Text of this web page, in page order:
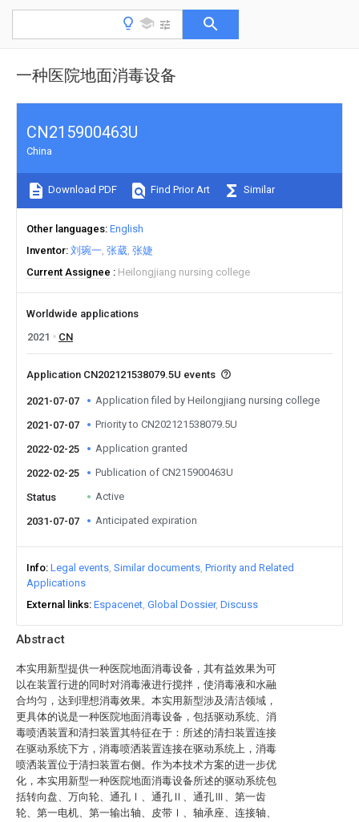
一种医院地面消毒设备
Abstract
本实用新型提供一种医院地面消毒设备，其有益效果为可
以在装置行进的同时对消毒液进行搅拌，使消毒液和水融
合均匀，达到理想消毒效果。本实用新型涉及清洁领域，
更具体的说是一种医院地面消毒设备，包括驱动系统、消
毒喷洒装置和清扫装置其特征在于：所述的清扫装置连接
在驱动系统下方，消毒喷洒装置连接在驱动系统上，消毒
喷洒装置位于清扫装置右侧。作为本技术方案的进一步优
化，本实用新型一种医院地面消毒设备所述的驱动系统包
括转向盘、万向轮、通孔Ⅰ、通孔Ⅱ、通孔Ⅲ、第一齿
轮、第一电机、第一输出轴、皮带Ⅰ、轴承座、连接轴、
CN215900463U
China
Download PDF Find Prior Art Similar
Other languages English
Inventor 刘琬一 张葳 张婕
Current Assignee
Heilongjiang nursing college
Worldwide applications
2021
CN
Application CN202121538079.5U events
2021-07-07 Application filed by Heilongjiang nursing college
2021-07-07 Priority to CN202121538079.5U
2022-02-25 Application granted
2022-02-25 Publication of CN215900463U
Status Active
2031-07-07 Anticipated expiration
Info Legal events Similar documents Priority and Related
Applications
External links Espacenet Global Dossier Discuss